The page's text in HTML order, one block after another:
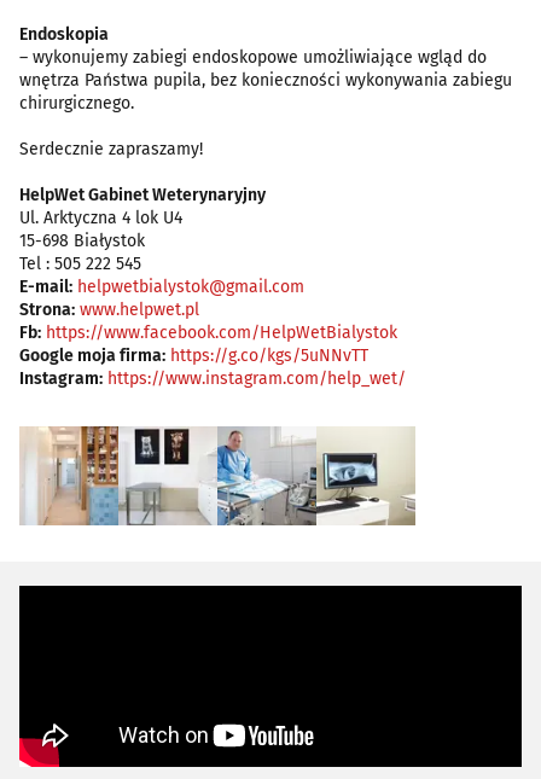
Endoskopia
– wykonujemy zabiegi endoskopowe umożliwiające wgląd do
wnętrza Państwa pupila, bez konieczności wykonywania zabiegu
chirurgicznego.
Serdecznie zapraszamy!
HelpWet Gabinet Weterynaryjny
Ul. Arktyczna 4 lok U4
15-698 Białystok
Tel : 505 222 545
E-mail: helpwetbialystok@gmail.com
Strona: www.helpwet.pl
Fb: https://www.facebook.com/HelpWetBialystok
Google moja firma: https://g.co/kgs/5uNNvTT
Instagram: https://www.instagram.com/help_wet/